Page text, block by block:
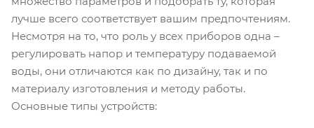
лучше всего соответствует вашим предпочтениям.
Несмотря на то, что роль у всех приборов одна –
регулировать напор и температуру подаваемой
воды, они отличаются как по дизайну, так и по
материалу изготовления и методу работы.
Основные типы устройств: